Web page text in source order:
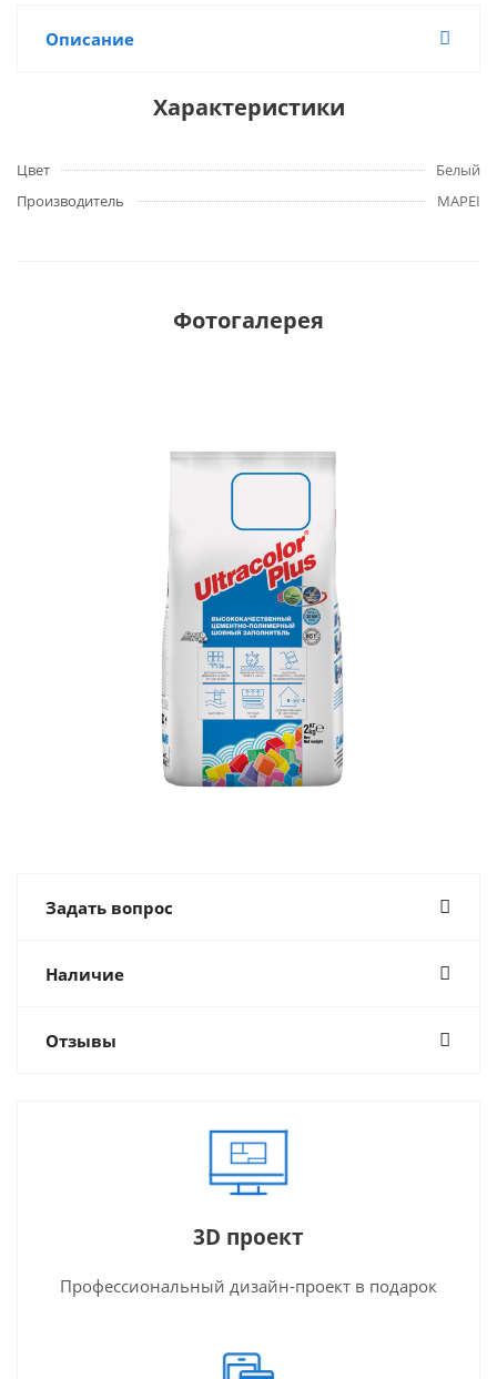
Описание
Характеристики
Цвет
Белый
Производитель
MAPEI
Фотогалерея
Задать вопрос
Наличие
Отзывы
3D проект
Профессиональный дизайн-проект в подарок